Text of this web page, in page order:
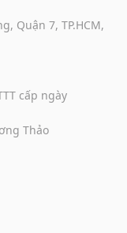
Quận 7, TP.HCM,
cấp ngày
Thảo